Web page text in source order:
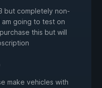
but completely non-
going to test on
this but will
make vehicles with